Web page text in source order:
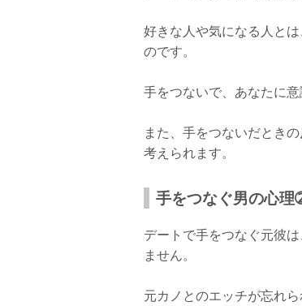
好きな人や気になる人と
のです。
手をつないで、あなたに
また、手をつないだときの
考えられます。
手をつなぐ男の心
デートで手をつなぐ元彼は
ません。
元カノとのエッチが忘れ